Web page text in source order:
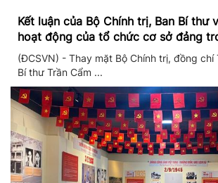
Kết luận của Bộ Chính trị, Ban Bí thư
hoạt động của tổ chức cơ sở đảng
II/2026
(ĐCSVN) - Thay mặt Bộ Chính trị, đồng
Bí thư Trần Cẩm ...